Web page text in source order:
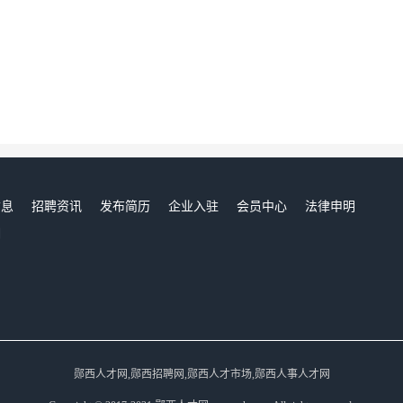
招聘资讯 发布简历 企业入驻 会员中心
法律申明
郧西人才网,郧西招聘网,郧西人才市场,郧西人事人才网